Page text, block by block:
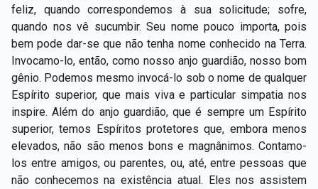
Capítulo XXI — Haverá falsos cristos e falsos
profetas
▸
Capítulo XXII — Não separareis o que Deus juntou ▸
Capítulo XXIII — Estranha moral ▸
Capítulo XXIV — Não ponhais a candeia debaixo do
alqueire
▸
Capítulo XXV — Buscai e achareis ▸
feliz, quando correspondemos à sua solicitude; sofre,
quando nos vê sucumbir. Seu nome pouco importa, pois
bem pode dar-se que não tenha nome conhecido na Terra.
Invocamo-lo, então, como nosso anjo guardião, nosso bom
gênio. Podemos mesmo invocá-lo sob o nome de qualquer
Espírito superior, que mais viva e particular simpatia nos
inspire. Além do anjo guardião, que é sempre um Espírito
superior, temos Espíritos protetores que, embora menos
elevados, não são menos bons e magnânimos. Contamo-
los entre amigos, ou parentes, ou, até, entre pessoas que
não conhecemos na existência atual. Eles nos assistem